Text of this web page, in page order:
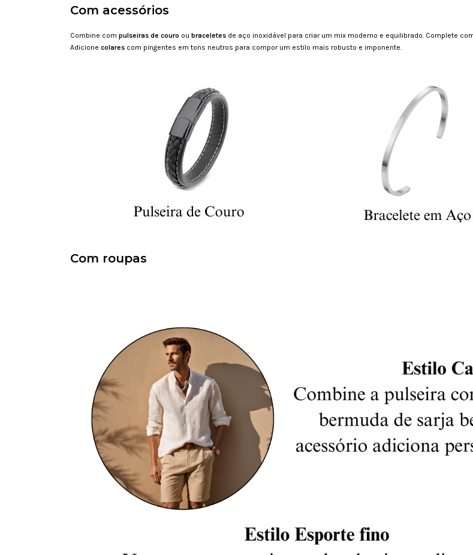
Com acessórios
Combine com pulseiras de couro ou braceletes de aço inoxidável para criar um mix moderno e equilibrado. Complete
Adicione colares com pingentes em tons neutros para compor um estilo mais robusto e imponente.
Com roupas